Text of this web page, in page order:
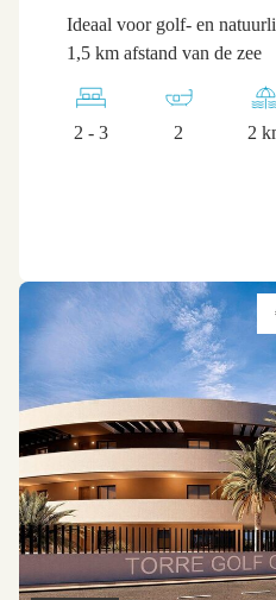
Ideaal voor golf- en
1,5 km afstand van de zee
2 - 3 2 2